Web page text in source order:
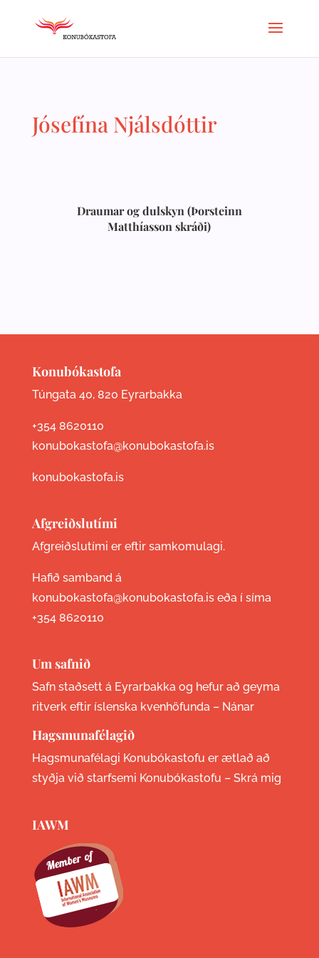
Jósefína Njálsdóttir
Draumar og dulskyn (Þorsteinn
Matthíasson skráði)
Konubókastofa
Túngata 40, 820 Eyrarbakka
+354 8620110
konubokastofa@konubokastofa.is
konubokastofa.is
Afgreiðslutími
Afgreiðslutími er eftir samkomulagi.
Hafið samband á
konubokastofa@konubokastofa.is eða í síma
+354 8620110
Um safnið
Safn staðsett á Eyrarbakka og hefur að geyma
ritverk eftir íslenska kvenhöfunda – Nánar
Hagsmunafélagið
Hagsmunafélagi Konubókastofu er ætlað að
styðja við starfsemi Konubókastofu – Skrá mig
IAWM